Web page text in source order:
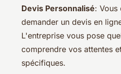
Devis Personnalisé: Vous
demander un devis en
L'entreprise vous pose
comprendre vos attentes
spécifiques.